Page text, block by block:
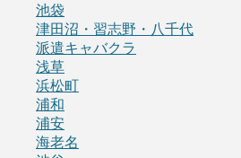
池袋
津田沼・習志野・八千代
派遣キャバクラ
浅草
浜松町
浦和
浦安
海老名